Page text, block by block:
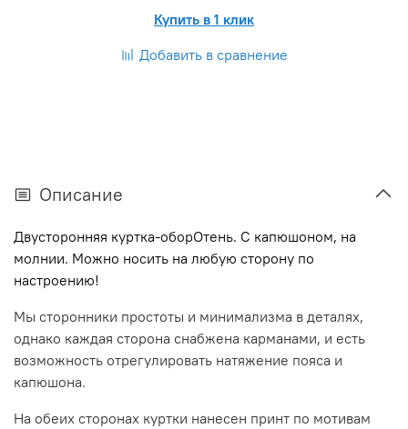
Купить в 1 клик
Добавить в сравнение
Описание
Двусторонняя куртка-оборОтень. С капюшоном, на
молнии. Можно носить на любую сторону по
настроению!
Мы сторонники простоты и минимализма в деталях,
однако каждая сторона снабжена карманами, и есть
возможность отрегулировать натяжение пояса и
капюшона.
На обеих сторонах куртки нанесен принт по мотивам